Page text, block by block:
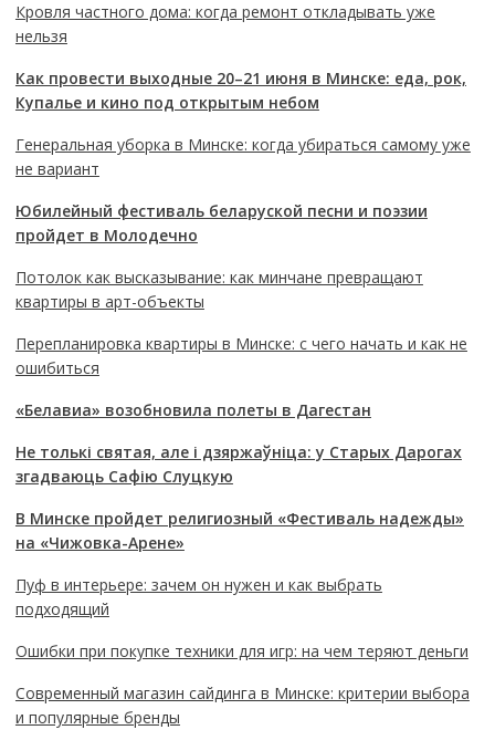
Кровля частного дома: когда ремонт откладывать уже
нельзя
Как провести выходные 20–21 июня в Минске: еда, рок,
Купалье и кино под открытым небом
Генеральная уборка в Минске: когда убираться самому уже
не вариант
Юбилейный фестиваль беларуской песни и поэзии
пройдет в Молодечно
Потолок как высказывание: как минчане превращают
квартиры в арт-объекты
Перепланировка квартиры в Минске: с чего начать и как не
ошибиться
«Белавиа» возобновила полеты в Дагестан
Не толькі святая, але і дзяржаўніца: у Старых Дарогах
згадваюць Сафію Слуцкую
В Минске пройдет религиозный «Фестиваль надежды»
на «Чижовка-Арене»
Пуф в интерьере: зачем он нужен и как выбрать
подходящий
Ошибки при покупке техники для игр: на чем теряют деньги
Современный магазин сайдинга в Минске: критерии выбора
и популярные бренды